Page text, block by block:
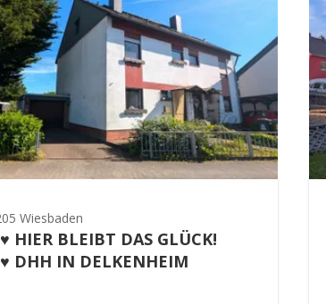
Wiesbaden
HIER BLEIBT DAS GLÜCK!
DHH IN DELKENHEIM